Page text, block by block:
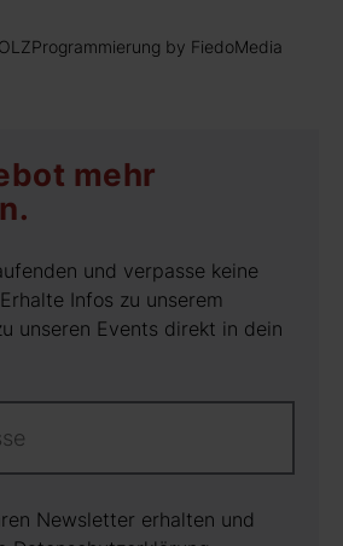
Programmierung by FiedoMedia
mehr
und verpasse keine
Infos zu unserem
unseren Events direkt in dein
Newsletter erhalten und